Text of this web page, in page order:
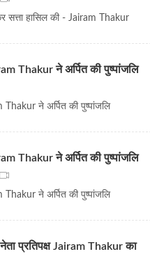
सत्ता हासिल की - Jairam Thakur
Thakur ने अर्पित की पुष्पांजलि
ने अर्पित की पुष्पांजलि
Thakur ने अर्पित की पुष्पांजलि
ने अर्पित की पुष्पांजलि
प्रतिपक्ष Jairam Thakur का